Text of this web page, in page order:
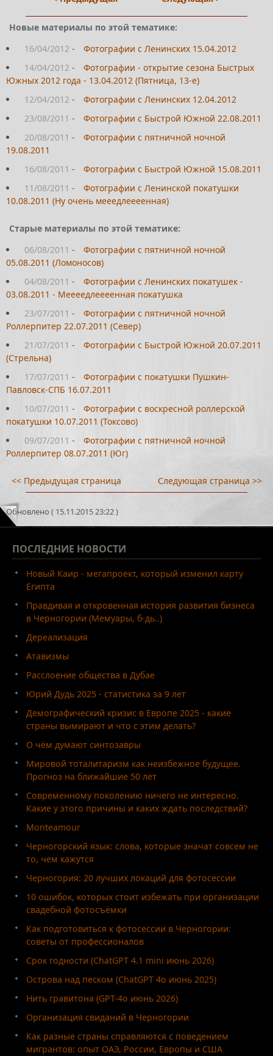
Новые материалы по этой тематике:
16/04/2012 -
Фотографии с Ленинских 15.04.2012
14/04/2012 -
Фотографии - открытие сезона Быстрых
Южных 2012 года - 13.04.2012 (Пятница, 13-е)
12/04/2012 -
Фотографии с Ленинских 12.04.2012
23/08/2011 -
Фотографии с Быстрой Южной 22.08.2011
20/08/2011 -
Фотографии с пятничной ночной
19.08.2011
16/08/2011 -
Фотографии с Быстрой Южной 15.08.2011
11/08/2011 -
Фотографии с Ленинской покатушки
10.08.2011 (Ну очень мееедлеееенная)
Старые материалы по этой тематике:
06/08/2011 -
Фотографии с пятничной ночной
05.08.2011 (Ломоносов)
04/08/2011 -
Фотографии с Ленинских покатушек -
03.08.2011 - Меееедлеееенная покатушка
23/07/2011 -
Фотографии с пятничной ночной
Роллерпитер 22.07.2011 (Север)
21/07/2011 -
Фотографии с Быстрой Южной 20.07.2011
(Стрельна)
17/07/2011 -
Фотографии с покатушки Пушкин-
Павловск-СПБ 16.07.2011
10/07/2011 -
Фотографии с воскресной роллерской
покатушки 10.07.2011 (Токсово)
09/07/2011 -
Фотографии с пятничной ночной
Роллерпитер 08.07.2011 (Юг)
<< Предыдущая страница Следующая страница >>
Обновлено ( 15.11.2015 23:22 )
ПОСЛЕДНИЕ НОВОСТИ
Новый Каир - мегапроект, который изменил карту
Египта
Правдивая и откровенная история развития бизнеса
в Черногории (Мемуары, б-дь..)
Дереализация
Атавизмы
Расслоение общества в Дубае
Юрий Дудь 2025 - статистика за 9 лет
Демографический кризис в Европе 2025 - какие
страны вымирают и что с этим делать?
О чём думают синтозавры
Мировой тоталитаризм как неизбежное будущее.
Прогноз на ближайшие 50 лет
Современному поколению ничего не интересно.
Какие у этого причины и каких ждать последствий?
Monteamour
Черногорский язык: слова, которые значат совсем не
то, чем кажутся
Черногория: 20 лучших локаций для фотосессии
10 ошибок, которых стоит избежать при организации
свадебной фотосъёмки
Как подготовиться к фотосессии в Черногории:
советы от профессионалов
Срок годности (ChatGPT 4.1 mini июнь 2026)
Острова над песком (ChatGPT 4o июнь 2025)
Нить гравитона (GPT-4o июнь 2026)
Организация свиданий в Черногории
Как разные страны справляются с поведением
мигрантов: опыт ОАЭ, России, Европы и США